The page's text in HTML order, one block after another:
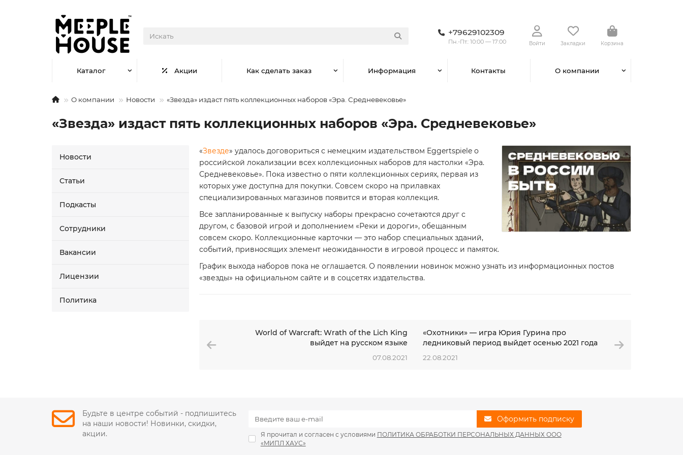
+79629102309
Пн.-Пт.: 10:00 — 17:00 Войти Закладки Корзина
Каталог Акции Как сделать заказ Информация Контакты О компании
О компании Новости «Звезда» издаст пять коллекционных наборов «Эра. Средневековье»
«Звезда» издаст пять коллекционных наборов «Эра. Средневековье»
Новости
Статьи
Подкасты
Сотрудники
Вакансии
Лицензии
Политика
«Звезде» удалось договориться с немецким издательством Eggertspiele о
российской локализации всех коллекционных наборов для настолки «Эра.
Средневековье». Пока известно о пяти коллекционных сериях, первая из
которых уже доступна для покупки. Совсем скоро на прилавках
специализированных магазинов появится и вторая коллекция.
Все запланированные к выпуску наборы прекрасно сочетаются друг с
другом, с базовой игрой и дополнением «Реки и дороги», обещанным
совсем скоро. Коллекционные карточки — это набор специальных зданий,
событий, привносящих элемент неожиданности в игровой процесс и памяток.
График выхода наборов пока не оглашается. О появлении новинок можно узнать из информационных постов
«звезды» на официальном сайте и в соцсетях издательства.
World of Warcraft: Wrath of the Lich King
выйдет на русском языке
07.08.2021
«Охотники» — игра Юрия Гурина про
ледниковый период выйдет осенью 2021 года
22.08.2021
Будьте в центре событий - подпишитесь
на наши новости! Новинки, скидки,
акции.
Оформить подписку
Я прочитал и согласен с условиями ПОЛИТИКА ОБРАБОТКИ ПЕРСОНАЛЬНЫХ ДАННЫХ ООО
«МИПЛ ХАУС»